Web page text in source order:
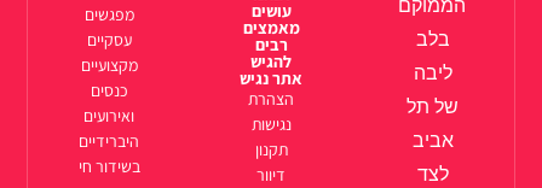
הממוקם
בלב
ליבה
של תל
אביב
לצד
עושים
מאמצים
רבים
להגיש
אתר נגיש
הצהרת
נגישות
תקנון
דיוור
מפגשים
עסקיים
מקצועיים
כנסים
ואירועים
היברידיים
בשידור חי